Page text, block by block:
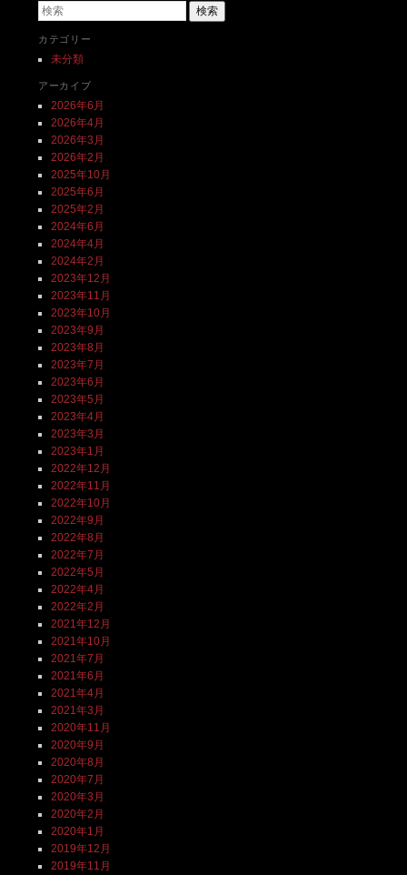
検索
カテゴリー
未分類
アーカイブ
2026年6月
2026年4月
2026年3月
2026年2月
2025年10月
2025年6月
2025年2月
2024年6月
2024年4月
2024年2月
2023年12月
2023年11月
2023年10月
2023年9月
2023年8月
2023年7月
2023年6月
2023年5月
2023年4月
2023年3月
2023年1月
2022年12月
2022年11月
2022年10月
2022年9月
2022年8月
2022年7月
2022年5月
2022年4月
2022年2月
2021年12月
2021年10月
2021年7月
2021年6月
2021年4月
2021年3月
2020年11月
2020年9月
2020年8月
2020年7月
2020年3月
2020年2月
2020年1月
2019年12月
2019年11月